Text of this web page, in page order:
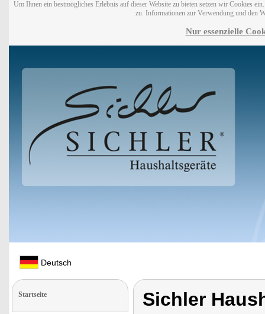
Um Ihnen ein bestmögliches Erlebnis auf dieser Website zu bieten setzen wir Cookies
zu. Informationen zur Verwendung und den
Nur essenzielle
Deutsch
Startseite
Sichler